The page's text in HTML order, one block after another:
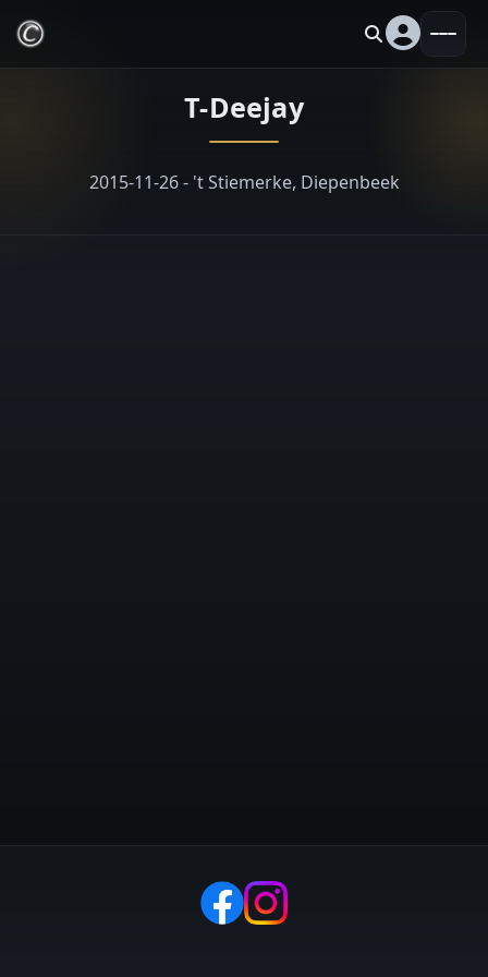
T-Deejay
2015-11-26 - 't Stiemerke, Diepenbeek